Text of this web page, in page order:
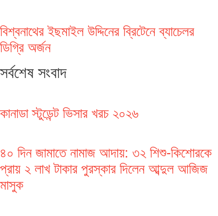
বিশ্বনাথের ইছমাইল উদ্দিনের ব্রিটেনে ব্যাচেলর
ডিগ্রি অর্জন
সর্বশেষ সংবাদ
কানাডা স্টুডেন্ট ভিসার খরচ ২০২৬
৪০ দিন জামাতে নামাজ আদায়: ৩২ শিশু-কিশোরকে
প্রায় ২ লাখ টাকার পুরস্কার দিলেন আব্দুল আজিজ
মাসুক